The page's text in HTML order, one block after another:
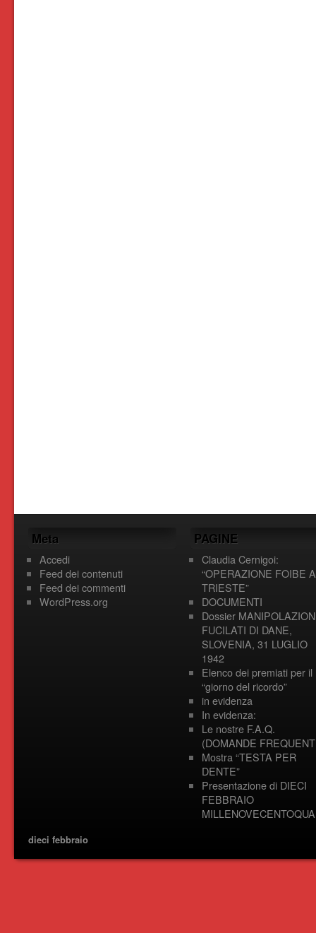
Meta
Accedi
Feed dei contenuti
Feed dei commenti
WordPress.org
PAGINE
Claudia Cernigoi:
“OPERAZIONE FOIBE A
TRIESTE”
DOCUMENTI
Dossier
FUCILATI DI DANE,
SLOVENIA, 31 LUGLIO
1942
Elenco dei premiati per il
“giorno del ricordo”
in evidenza
In evidenza:
Le nostre F.A.Q.
(DOMANDE
Mostra “TESTA PER
DENTE”
Presentazione di DIECI
FEBBRAIO
dieci febbraio